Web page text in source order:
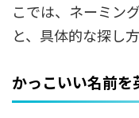
こでは、ネーミン
と、具体的な探し
かっこいい名前